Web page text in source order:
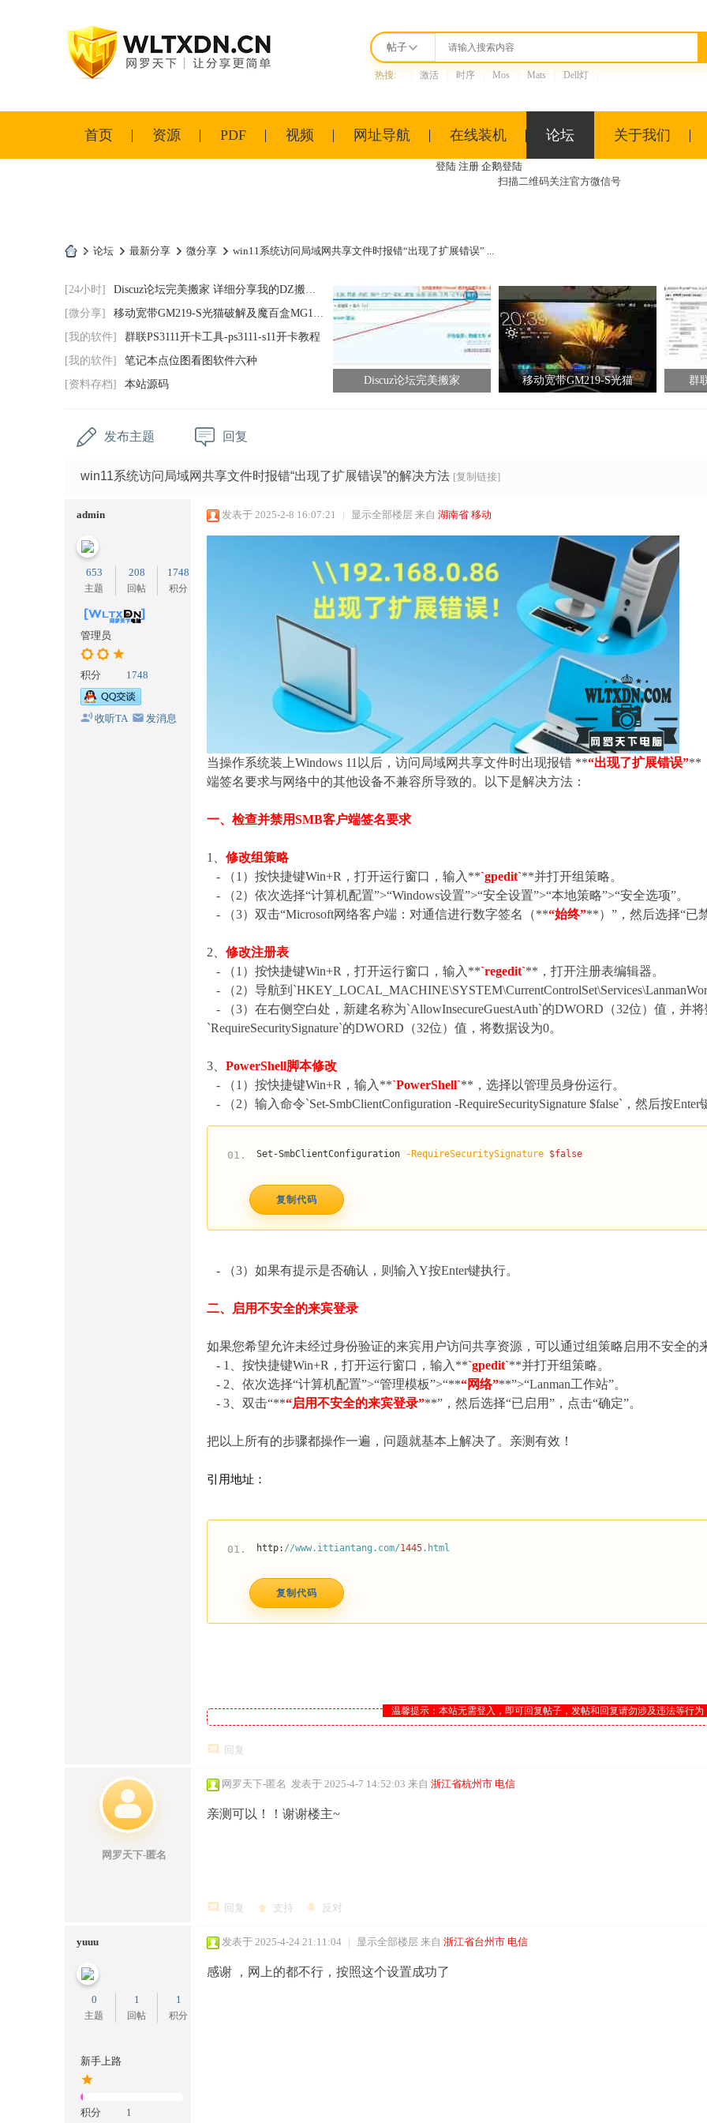
帖子
热搜: 激活 时序 Mos Mats Dell灯
首页 资源 PDF 视频 网址导航 在线装机 论坛 关于我们
登陆 注册 企鹅登陆
扫描二维码关注官方微信号
阳
电
脑
维
修
教
» 论坛 › 最新分享 › 微分享 › win11系统访问局域网共享文件时报错“出现了扩展错误” ...
[24小时]
Discuz论坛完美搬家 详细分享我的DZ搬家步
[微分享]
移动宽带GM219-S光猫破解及魔百盒MG100机顶
[我的软件]
群联PS3111开卡工具-ps3111-s11开卡教程
[我的软件]
笔记本点位图看图软件六种
[资料存档]
本站源码 Discuz论坛完美搬家 移动宽带GM219-S光猫 群
发布主题 回复
win11系统访问局域网共享文件时报错“出现了扩展错误”的解决方法 [复制链接]
admin
653
主题
208
回帖
1748
积分
管理员
积分 1748
收听TA 发消息
发表于 2025-2-8 16:07:21 | 显示全部楼层 来自 湖南省 移动
当操作系统装上Windows 11以后，访问局域网共享文件时出现报错 **“出现了扩展错误”**
端签名要求与网络中的其他设备不兼容所导致的。以下是解决方法：
一、检查并禁用SMB客户端签名要求
1、 修改组策略
- （1）按快捷键Win+R，打开运行窗口，输入**`gpedit`**并打开组策略。
- （2）依次选择“计算机配置”>“Windows设置”>“安全设置”>“本地策略”>“安全选项”。
- （3）双击“Microsoft网络客户端：对通信进行数字签名（**“始终”**）”，然后选择“已
2、 修改注册表
- （1）按快捷键Win+R，打开运行窗口，输入**`regedit`**，打开注册表编辑器。
- （2）导航到
- （3）在右侧空白处，新建名称为`AllowInsecureGuestAuth`的DWORD（32位）值，并
`RequireSecuritySignature`的DWORD（32位）值，将数据设为0。
3、 PowerShell脚本修改
- （1）按快捷键Win+R，输入**`PowerShell`**，选择以管理员身份运行。
- （2）输入命令`Set-SmbClientConfiguration -RequireSecuritySignature $false`，然后按Enter
01. Set-SmbClientConfiguration -RequireSecuritySignature $false
复制代码
- （3）如果有提示是否确认，则输入Y按Enter键执行。
二、启用不安全的来宾登录
如果您希望允许未经过身份验证的来宾用户访问共享资源，可以通过组策略启用不安全的
- 1、按快捷键Win+R，打开运行窗口，输入**`gpedit`**并打开组策略。
- 2、依次选择“计算机配置”>“管理模板”>“**“网络”**”>“Lanman工作站”。
- 3、双击“**“启用不安全的来宾登录”**”，然后选择“已启用”，点击“确定”。
把以上所有的步骤都操作一遍，问题就基本上解决了。亲测有效！
引用地址：
01. http: //www.ittiantang.com/1445.html
复制代码
温馨提示：本站无需登入，即可回复帖子，发帖和回复请勿涉及违法等行为
回复
网罗天下-匿名
网罗天下-匿名 发表于 2025-4-7 14:52:03 来自 浙江省杭州市 电信
亲测可以！！谢谢楼主~
回复 支持 反对
yuuu
0
主题
1
回帖
1
积分
新手上路
积分 1
发表于 2025-4-24 21:11:04 | 显示全部楼层 来自 浙江省台州市 电信
感谢 ，网上的都不行，按照这个设置成功了